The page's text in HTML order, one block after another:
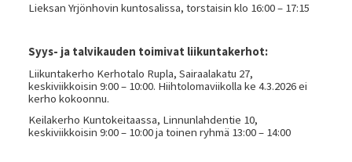
Lieksan Yrjönhovin kuntosalissa, torstaisin klo 16:00 – 17:15
Syys- ja talvikauden toimivat liikuntakerhot:
Liikuntakerho Kerhotalo Rupla, Sairaalakatu 27,
keskiviikkoisin 9:00 – 10:00. Hiihtolomaviikolla ke 4.3.2026 ei
kerho kokoonnu.
Keilakerho Kuntokeitaassa, Linnunlahdentie 10,
keskiviikkoisin 9:00 – 10:00 ja toinen ryhmä 13:00 – 14:00